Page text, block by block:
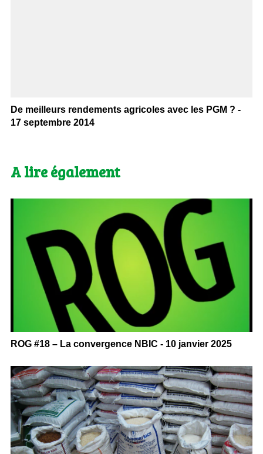
De meilleurs rendements agricoles avec les PGM ? -
17 septembre 2014
A lire également
ROG #18 – La convergence NBIC - 10 janvier 2025